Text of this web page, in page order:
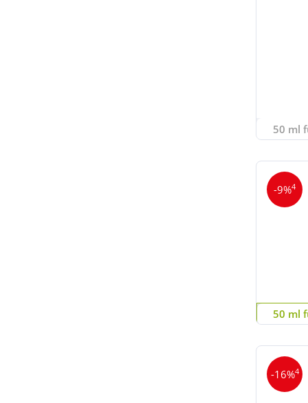
50 ml
-9%4
50 ml
-16%4